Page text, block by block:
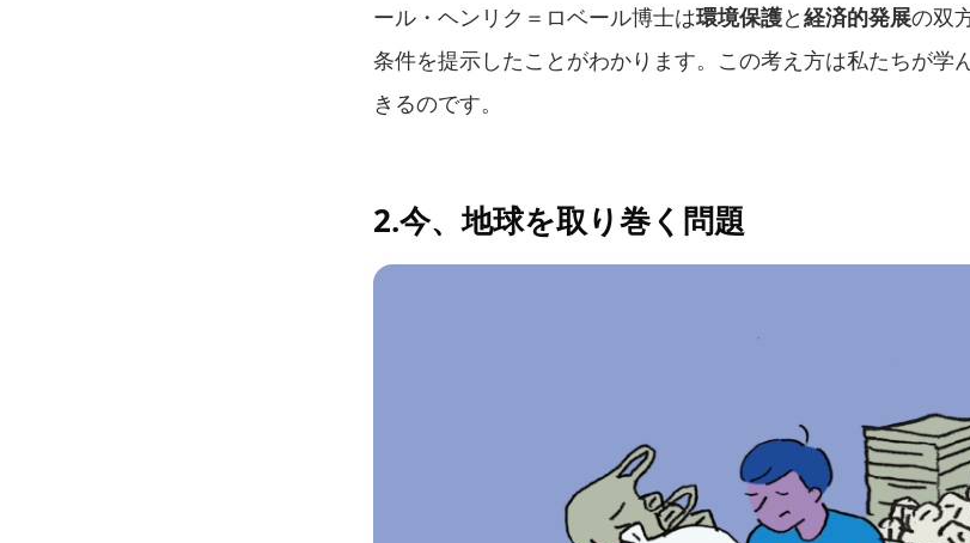
ール・ヘンリク＝ロベール博士は環境保護と経済的発展の双
条件を提示したことがわかります。この考え方は私たちが学
きるのです。
2.今、地球を取り巻く問題